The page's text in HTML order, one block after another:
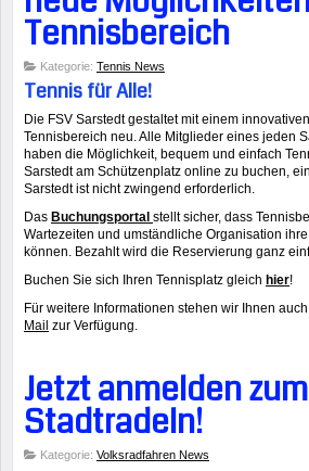
Tennisbereich
Kategorie: Tennis News
Tennis für Alle!
Die FSV Sarstedt gestaltet mit einem
Tennisbereich neu. Alle Mitglieder eines jeden
haben die Möglichkeit, bequem und einfach
Sarstedt am Schützenplatz online zu buchen,
Sarstedt ist nicht zwingend erforderlich.
Das Buchungsportal stellt sicher, dass
Wartezeiten und umständliche Organisation
können. Bezahlt wird die Reservierung ganz
Buchen Sie sich Ihren Tennisplatz gleich hier!
Für weitere Informationen stehen wir Ihnen
Mail zur Verfügung.
Jetzt anmelden zum
Stadtradeln!
Kategorie: Volksradfahren News